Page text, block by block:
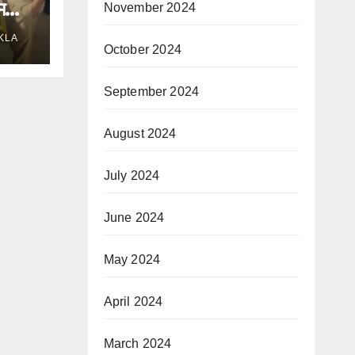
November 2024
October 2024
September 2024
August 2024
July 2024
June 2024
May 2024
April 2024
March 2024